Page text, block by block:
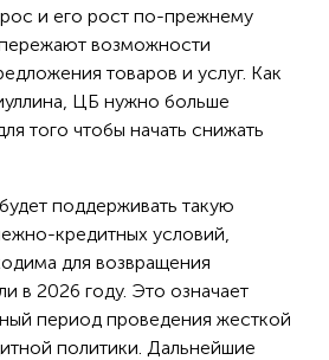
и его рост по-прежнему
возможности
товаров и услуг. Как
ЦБ нужно больше
того чтобы начать снижать
поддерживать такую
кредитных условий,
для возвращения
в 2026 году. Это означает
период проведения жесткой
политики. Дальнейшие